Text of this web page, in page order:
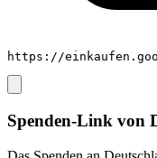
https://
Spenden-Link von